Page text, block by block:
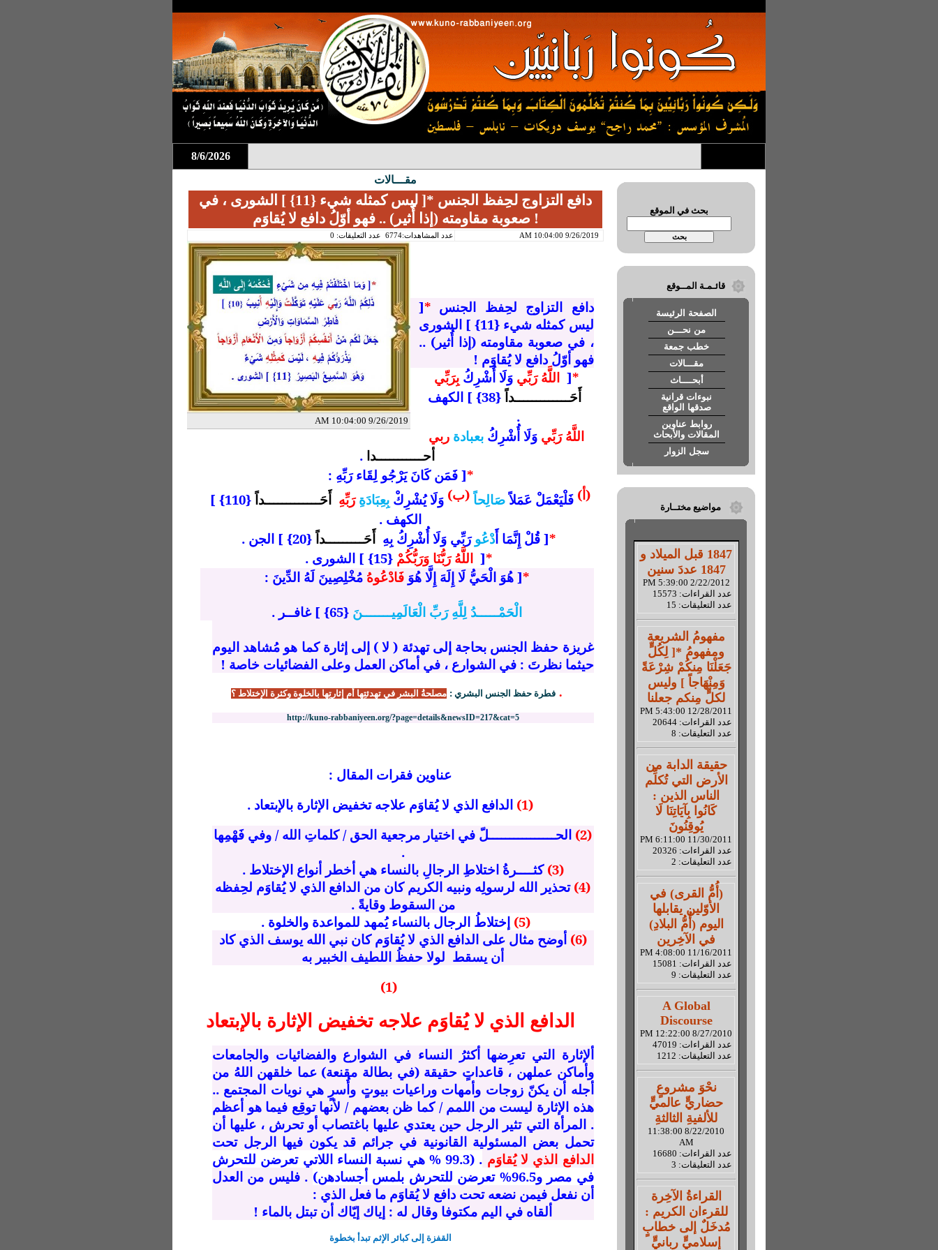
8/6/2026
بحث في الموقع
قائـمـة المــوقع
الصفحة الرئيسة
من نحـــن
خطب جمعة
مقـــالات
أبحــــاث
نبوءات قرانية
صدقها الواقع
روابط عناوين
المقالات والأبحاث
سجل الزوار
مواضيع مختــارة
1847 قبل الميلاد و
1847 عددَ سنين
2/22/2012 5:39:00 PM
عدد القراءات: 15573
عدد التعليقات: 15
مفهومُ الشريعة
ومفهومُ *[ لِكُلٍّ
جَعَلْنَا مِنكُمْ شِرْعَةً
وَمِنْهَاجاً ] وليس
لكلٍّ مِنكم جعلنا
12/28/2011 5:43:00 PM
عدد القراءات: 20644
عدد التعليقات: 8
حقيقة الدابة من
الأرض التي تُكلِّم
الناس الذين :
كَانُوا بِآيَاتِنَا لَا
يُوقِنُونَ
11/30/2011 6:11:00 PM
عدد القراءات: 20326
عدد التعليقات: 2
(أُمُّ القرى) في
الأوّلين يقابلها
اليوم (أُمُّ البلادِ)
في الآخِرين
11/16/2011 4:08:00 PM
عدد القراءات: 15081
عدد التعليقات: 9
A Global
Discourse
8/27/2010 12:22:00 PM
عدد القراءات: 47019
عدد التعليقات: 1212
نحْوَ مشروعٍ
حضاريٍّ عالميٍّ
للألفيةِ الثالثةِ
8/22/2010 11:38:00
AM
عدد القراءات: 16680
عدد التعليقات: 3
القراءةُ الآخِرة
للقرءان الكريم :
مُدخَلٌ إلى خطابٍ
إسلاميٍّ ربانيٍّ
مقـــالات
دافع التزاوج لحِفظ الجنس *[ ليس كمثله شيء {11} ] الشورى ، في
صعوبة مقاومته (إذا أُثير) .. فهو أوّلُ دافع لا يُقاوَم !
9/26/2019 10:04:00 AM عدد المشاهدات:6774 عدد التعليقات: 0
9/26/2019 10:04:00 AM
دافع التزاوج لحِفظ الجنس *
[
ليس كمثله شيء {11} ] الشورى
، في صعوبة مقاومته (إذا أُثير) ..
فهو أوّلُ دافع لا يُقاوَم !
*
[ اللَّهُ رَبِّي وَلَا أُشْرِكُ بِرَبِّي
أَحَـــــــــــــداً
{38} ] الكهف
.
اللَّهُ رَبِّي وَلَا أُشْرِكُ بعبادة ربي
أحـــــــــــدا .
*[ فَمَن كَانَ يَرْجُو لِقَاء رَبِّهِ :
(أ) فَلْيَعْمَلْ عَمَلاًصَالِحاً (ب) وَلَا يُشْرِكْ بِعِبَادَةِرَبِّهِ أَحَـــــــــــــداً
{110} ]
الكهف .
*[ قُلْ إِنَّمَا أَدْعُورَبِّي وَلَا أُشْرِكُ بِهِ أَحَـــــــــداً{20} ] الجن .
*
[ اللَّهُ رَبُّنَا وَرَبُّكُمْ {15} ] الشورى .
*[ هُوَ الْحَيُّ لَا إِلَهَ إِلَّا هُوَ فَادْعُوهُ مُخْلِصِينَ لَهُ الدِّينَ :
الْحَمْـــــدُ لِلَّهِ رَبِّ الْعَالَمِيـــــــنَ {65} ] غافــر .
غريزة حفظ الجنس بحاجة إلى تهدئة ( لا ) إلى إثارة كما هو مُشاهد اليوم
حيثما نظرتَ : في الشوارع ، في أماكن العمل وعلى الفضائيات خاصة !
. فطرة حفظ الجنس البشري :مصلحةُ البشر في تهدئتِها أم إثارتِها بالخلوة وكثرة الإختلاط ؟
http://kuno-rabbaniyeen.org/?page=details&newsID=217&cat=5
عناوين فقرات المقال :
(1)
الدافع الذي لا يُقاوَم علاجه تخفيض الإثارة بالإبتعاد .
(2)
الحــــــــــــــــلّ في اختيار مرجعية الحق / كلماتِ الله / وفي فَهْمِها
.
(3)
كثــــرةُ اختلاطِ الرجالِ بالنساء هي أخطر أنواع الإختلاط .
(4)
تحذير الله لرسولِه ونبيه الكريم كان من الدافع الذي لا يُقاوَم لحِفظه
من السقوط وقايةً .
(5)
إختلاطُ الرجال بالنساء يُمهد للمواعدة والخلوة .
(6)
أوضح مثال على الدافع الذي لا يُقاوَم كان نبي الله يوسف الذي كاد
أن يسقط لولا حفظُ اللطيف الخبير به
(1)
الدافع الذي لا يُقاوَم علاجه تخفيض الإثارة بالإبتعاد
ألإثارة التي تعرِضها أكثرُ النساء في الشوارع والفضائيات والجامعات
وأماكن عملهن ، قاعداتٍ حقيقة (في بطالة مقنعة) عما خلقهن اللهُ من
أجله أن يكنّ زوجات وأمهات وراعيات بيوتٍ وأُسرٍ هي نويات المجتمع ..
هذه الإثارة ليست من اللمم / كما ظن بعضهم / لأنها توقِع فيما هو أعظم
. المرأة التي تثير الرجل حين يعتدي عليها باغتصاب أو تحرش ، عليها أن
تحمل بعض المسئولية القانونية في جرائم قد يكون فيها الرجل تحت
الدافع الذي لا يُقاوَم % 99.3) . هي نسبة النساء اللاتي تعرضن للتحرش
في مصر و96.5% تعرضن للتحرش بلمس أجسادهن)
. فليس من العدل
أن نفعل فيمن نضعه تحت دافع لا يُقاوَم ما فعل الذي :
ألقاه في اليم مكتوفا وقال له : إياك إيّاك أن تبتل بالماء !
القفزة إلى كبائر الإثم تبدأ بخطوة